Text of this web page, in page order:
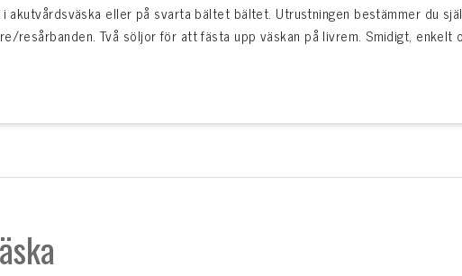
i akutvårdsväska eller på svarta bältet bältet. Utrustningen bestämmer du
resårbanden. Två söljor för att fästa upp väskan på livrem. Smidigt, enkelt